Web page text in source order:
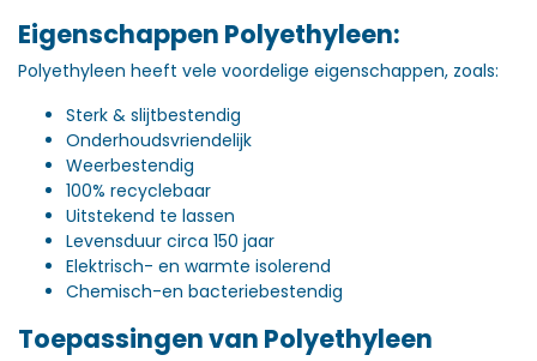
Eigenschappen Polyethyleen:
Polyethyleen heeft vele voordelige eigenschappen, zoals:
Sterk & slijtbestendig
Onderhoudsvriendelijk
Weerbestendig
100% recyclebaar
Uitstekend te lassen
Levensduur circa 150 jaar
Elektrisch- en warmte isolerend
Chemisch-en bacteriebestendig
Toepassingen van Polyethyleen